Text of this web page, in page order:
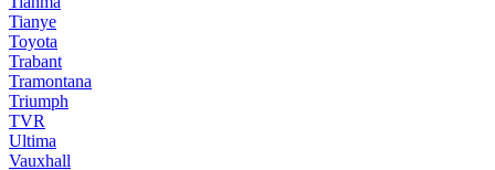
Tianye
Toyota
Trabant
Tramontana
Triumph
TVR
Ultima
Vauxhall